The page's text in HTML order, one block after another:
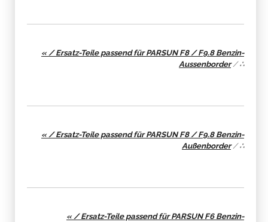
« / Ersatz-Teile passend für PARSUN F8 / F9.8 Benzin-
Aussenborder/∴
« / Ersatz-Teile passend für PARSUN F8 / F9.8 Benzin-
Außenborder/∴
« / Ersatz-Teile passend für PARSUN F6 Benzin-